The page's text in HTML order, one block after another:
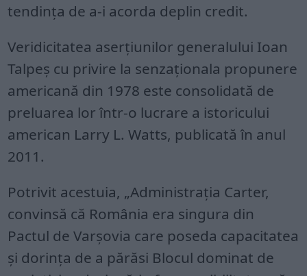
tendinţa de a-i acorda deplin credit.
Veridicitatea aserţiunilor generalului Ioan
Talpeş cu privire la senzaţionala propunere
americană din 1978 este consolidată de
preluarea lor într-o lucrare a istoricului
american Larry L. Watts, publicată în anul
2011.
Potrivit acestuia, „Administraţia Carter,
convinsă că România era singura din
Pactul de Varşovia care poseda capacitatea
şi dorinţa de a părăsi Blocul dominat de